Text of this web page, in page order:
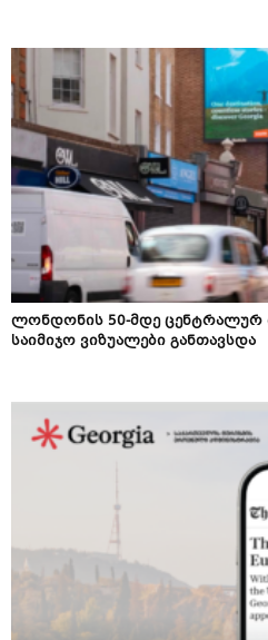
ლონდონის 50-მდე ცენტრალურ
საიმიჯო ვიზუალები განთავსდა